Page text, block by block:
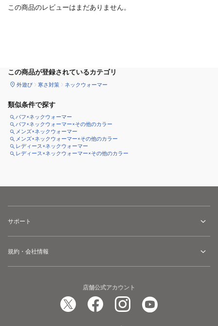
この商品のレビューはまだありません。
この商品が登録されているカテゴリ
外遊び 寒さ対策 ネックウォーマー
類似条件で探す
バフ×ネックウォーマー
バフ×ネックウォーマー×その他のカラー
メンズ×ネックウォーマー
メンズ×ネックウォーマー×その他のカラー
レディース×ネックウォーマー
レディース×ネックウォーマー×その他のカラー
サポート
規約・会社情報
店舗公式アカウント